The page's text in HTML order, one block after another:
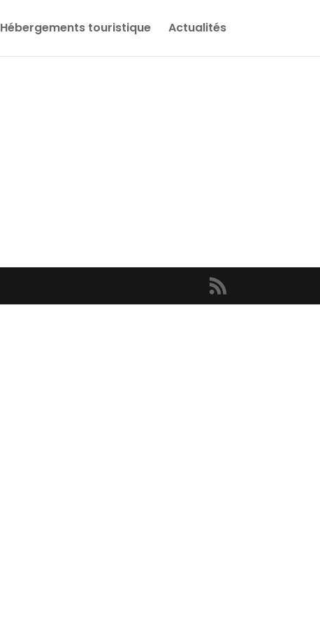
Hébergements touristique Actualités